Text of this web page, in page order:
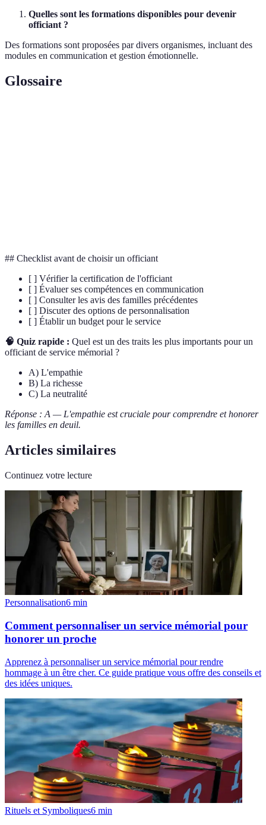
Quelles sont les formations disponibles pour devenir
officiant ?
Des formations sont proposées par divers organismes, incluant des
modules en communication et gestion émotionnelle.
Glossaire
## Checklist avant de choisir un officiant
[ ] Vérifier la certification de l'officiant
[ ] Évaluer ses compétences en communication
[ ] Consulter les avis des familles précédentes
[ ] Discuter des options de personnalisation
[ ] Établir un budget pour le service
🧠 Quiz rapide : Quel est un des traits les plus importants pour un
officiant de service mémorial ?
A) L'empathie
B) La richesse
C) La neutralité
Réponse : A — L'empathie est cruciale pour comprendre et honorer
les familles en deuil.
Articles similaires
Continuez votre lecture
Personnalisation6 min
Comment personnaliser un service mémorial pour
honorer un proche
Apprenez à personnaliser un service mémorial pour rendre
hommage à un être cher. Ce guide pratique vous offre des conseils et
des idées uniques.
Rituels et Symboliques6 min